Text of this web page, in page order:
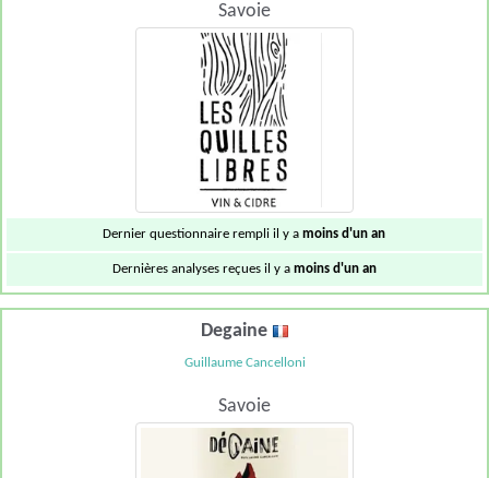
Savoie
Dernier questionnaire rempli il y amoins d'un an
Dernières analyses reçues il y a moins d'un an
Degaine
Guillaume Cancelloni
Savoie